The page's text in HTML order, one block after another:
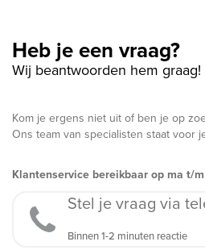
Heb je een vraag?
Wij beantwoorden hem graag!
Kom je ergens niet uit of ben je op
Ons team van specialisten staat voor
Klantenservice bereikbaar op ma t/
Stel je vraag via
Binnen 1-2 minuten reactie